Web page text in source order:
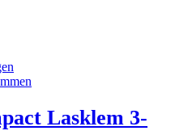
Lasklem 3-